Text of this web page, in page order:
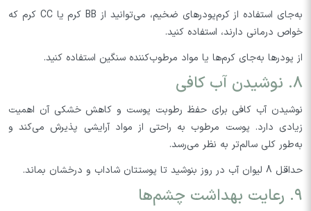
به‌جای استفاده از کرم‌پودرهای ضخیم، می‌توانید از BB کرم یا CC کرم که
خواص درمانی دارند، استفاده کنید.
از پودرها به‌جای کرم‌ها یا مواد مرطوب‌کننده سنگین استفاده کنید.
۸. نوشیدن آب کافی
نوشیدن آب کافی برای حفظ رطوبت پوست و کاهش خشکی آن اهمیت
زیادی دارد. پوست مرطوب به راحتی از مواد آرایشی پذیرش می‌کند و
به‌طور کلی سالم‌تر به نظر می‌رسد.
حداقل 8 لیوان آب در روز بنوشید تا پوستتان شاداب و درخشان بماند.
۹. رعایت بهداشت چشم‌ها